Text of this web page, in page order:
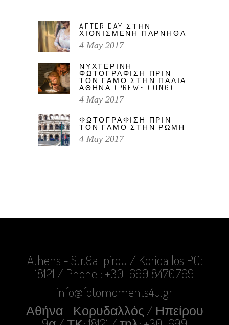
AFTER DAY ΣΤΗΝ
ΧΙΟΝΙΣΜΕΝΗ ΠΑΡΝΗΘΑ
4 May 2017
ΝΥΧΤΕΡΙΝΗ
ΦΩΤΟΓΡΑΦΙΣΗ ΠΡΙΝ
ΤΟΝ ΓΑΜΟ ΣΤΗΝ ΠΑΛΙΑ
ΑΘΗΝΑ (PREWEDDING)
4 May 2017
ΦΩΤΟΓΡΑΦΙΣΗ ΠΡΙΝ
ΤΟΝ ΓΑΜΟ ΣΤΗΝ ΡΩΜΗ
4 May 2017
Athens - Str.9a Ipirou / Koridallos PC:
18121 / Phone : +30-699 8470769
info@fotomoments4u.gr
Αθήνα - Κορυδαλλός / Ηπείρου